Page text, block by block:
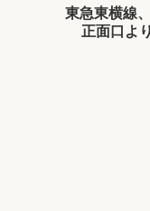
東急東横線
正面口よ